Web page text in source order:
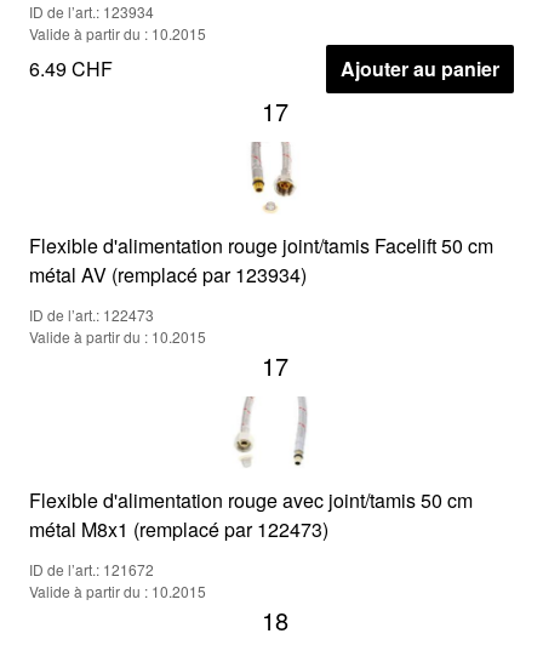
ID de l’art.: 123934
Valide à partir du : 10.2015
6.49 CHF Ajouter au panier
17
Flexible d'alimentation rouge joint/tamis Facelift 50 cm
métal AV (remplacé par 123934)
ID de l’art.: 122473
Valide à partir du : 10.2015
17
Flexible d'alimentation rouge avec joint/tamis 50 cm
métal M8x1 (remplacé par 122473)
ID de l’art.: 121672
Valide à partir du : 10.2015
18